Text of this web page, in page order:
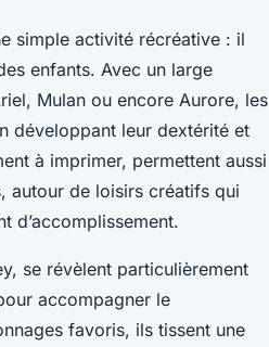
simple activité récréative : il
enfants. Avec un large
Mulan ou encore Aurore, les
développant leur dextérité et
à imprimer, permettent aussi
autour de loisirs créatifs qui
d’accomplissement.
se révèlent particulièrement
accompagner le
favoris, ils tissent une